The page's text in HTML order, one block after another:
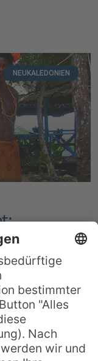
NEUKALEDONIEN
ersten
in
ein